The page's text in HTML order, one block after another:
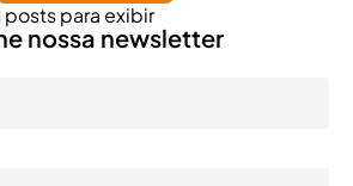
para exibir
nossa newsletter